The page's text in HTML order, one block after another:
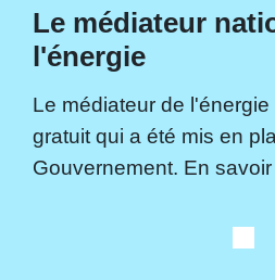
Le médiateur
l'énergie
Le médiateur de
gratuit qui a été mis en
Gouvernement. En